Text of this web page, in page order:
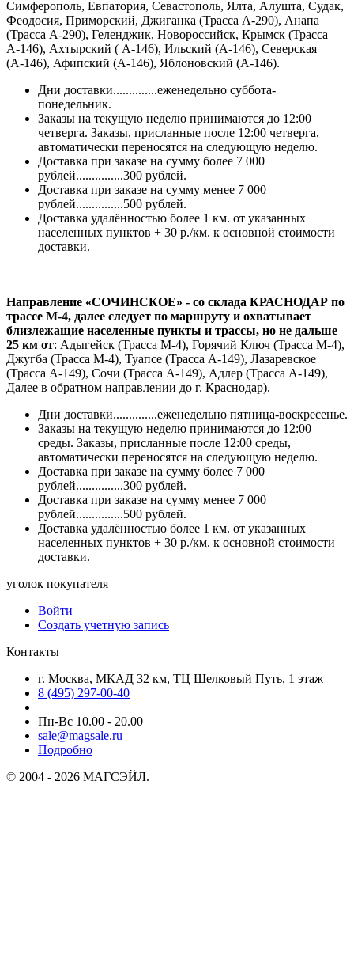
Симферополь, Евпатория, Севастополь, Ялта, Алушта, Судак,
Феодосия, Приморский, Джиганка (Трасса А-290), Анапа
(Трасса А-290), Геленджик, Новороссийск, Крымск (Трасса
А-146), Ахтырский ( А-146), Ильский (А-146), Северская
(А-146), Афипский (А-146), Яблоновский (А-146).
Дни доставки..............еженедельно суббота-
понедельник.
Заказы на текущую неделю принимаются до 12:00
четверга. Заказы, присланные после 12:00 четверга,
автоматически переносятся на следующую неделю.
Доставка при заказе на сумму более 7 000
рублей...............300 рублей.
Доставка при заказе на сумму менее 7 000
рублей...............500 рублей.
Доставка удалённостью более 1 км. от указанных
населенных пунктов + 30 р./км. к основной стоимости
доставки.
Направление «СОЧИНСКОЕ» - со склада КРАСНОДАР по
трассе М-4, далее следует по маршруту и охватывает
близлежащие населенные пункты и трассы, но не дальше
25 км от: Адыгейск (Трасса М-4), Горячий Ключ (Трасса М-4),
Джугба (Трасса М-4), Туапсе (Трасса А-149), Лазаревское
(Трасса А-149), Сочи (Трасса А-149), Адлер (Трасса А-149),
Далее в обратном направлении до г. Краснодар).
Дни доставки..............еженедельно пятница-воскресенье.
Заказы на текущую неделю принимаются до 12:00
среды. Заказы, присланные после 12:00 среды,
автоматически переносятся на следующую неделю.
Доставка при заказе на сумму более 7 000
рублей...............300 рублей.
Доставка при заказе на сумму менее 7 000
рублей...............500 рублей.
Доставка удалённостью более 1 км. от указанных
населенных пунктов + 30 р./км. к основной стоимости
доставки.
уголок покупателя
Войти
Создать учетную запись
Контакты
г. Москва, МКАД 32 км, ТЦ Шелковый Путь, 1 этаж
8 (495) 297-00-40
Пн-Вс 10.00 - 20.00
sale@magsale.ru
Подробно
© 2004 - 2026 МАГСЭЙЛ.